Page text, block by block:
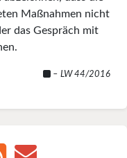
Maßnahmen nicht
das Gespräch mit
– LW 44/2016